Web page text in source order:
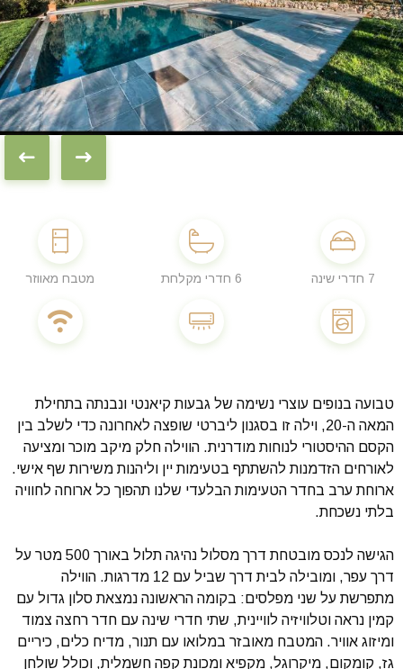
7 חדרי שינה 6 חדרי מקלחת מטבח מאווזר
טבועה בנופים עוצרי נשימה של גבעות קיאנטי ונבנתה בתחילת
המאה ה-20, וילה זו בסגנון ליברטי שופצה לאחרונה כדי לשלב בין
הקסם ההיסטורי לנוחות מודרנית. הווילה חלק מיקב מוכר ומציעה
לאורחים הזדמנות להשתתף בטעימות יין וליהנות משירות שף אישי.
ארוחת ערב בחדר הטעימות הבלעדי שלנו תהפוך כל ארוחה לחוויה
בלתי נשכחת.
הגישה לנכס מובטחת דרך מסלול נהיגה תלול באורך 500 מטר על
דרך עפר, ומובילה לבית דרך שביל עם 12 מדרגות. הווילה
מתפרשת על שני מפלסים: בקומה הראשונה נמצאת סלון גדול עם
קמין נראה וטלוויזיה לוויינית, שתי חדרי שינה עם חדר רחצה צמוד
ומיזוג אוויר. המטבח מאובזר במלואו עם תנור, מדיח כלים, כיריים
גז, קומקום, מיקרוגל, מקפיא ומכונת קפה חשמלית, וכולל שולחן